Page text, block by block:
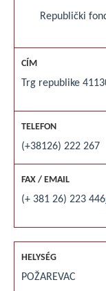
Republički
Trg republike 4
(+38126) 222 267
(+ 381 26) 223 446
POŽAREVAC